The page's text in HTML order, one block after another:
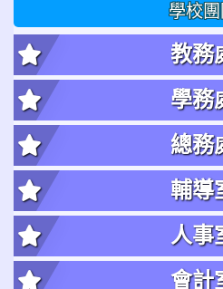
學校
教務
學務
總務
輔導
人事
會計